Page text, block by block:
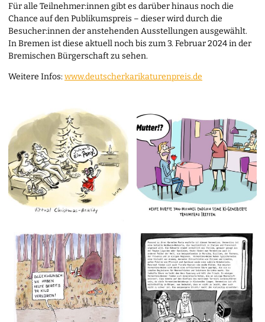
Für alle Teilnehmer:innen gibt es darüber hinaus noch die
Chance auf den Publikumspreis – dieser wird durch die
Besucher:innen der anstehenden Ausstellungen ausgewählt.
In Bremen ist diese aktuell noch bis zum 3. Februar 2024 in der
Bremischen Bürgerschaft zu sehen.
Weitere Infos:www.deutscherkarikaturenpreis.de